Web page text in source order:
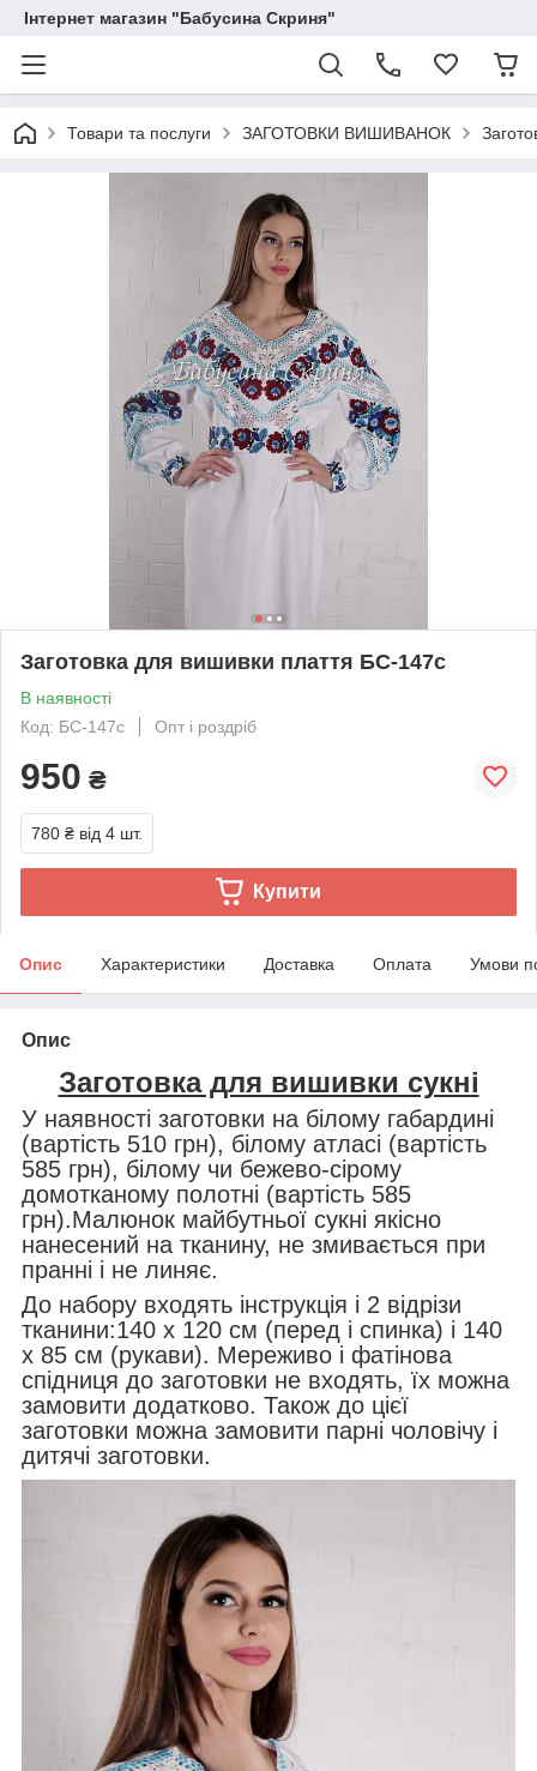
Інтернет магазин "Бабусина Скриня"
Товари та послуги ЗАГОТОВКИ ВИШИВАНОК
Заготовка для вишивки плаття БС-147с
В наявності
Код: БС-147с
Опт і роздріб
950 ₴
780 ₴ від 4 шт.
Купити
Опис Характеристики Доставка Оплата Умови
Опис
Заготовка для вишивки сукні
У наявності заготовки на білому габардині
(вартість 510 грн), білому атласі (вартість
585 грн), білому чи бежево-сірому
домотканому полотні (вартість 585
грн).Малюнок майбутньої сукні якісно
нанесений на тканину, не змивається при
пранні і не линяє.
До набору входять інструкція і 2 відрізи
тканини:140 х 120 см (перед і спинка) і 140
х 85 см (рукави). Мереживо і фатінова
спідниця до заготовки не входять, їх можна
замовити додатково. Також до цієї
заготовки можна замовити парні чоловічу і
дитячі заготовки.